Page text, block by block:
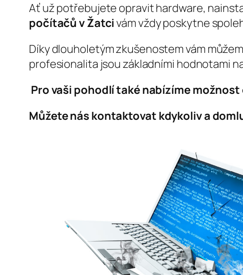
Ať už potřebujete opravit hardware,
počítačů v Žatcivám vždy poskytne
Díky dlouholetým zkušenostem vám
profesionalita jsou základními hodnotami
Pro vaši pohodlí také nabízíme
Můžete nás kontaktovat kdykoliv a